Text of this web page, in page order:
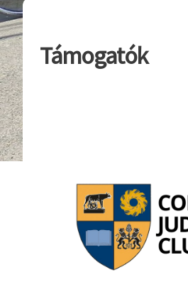
Támogatók